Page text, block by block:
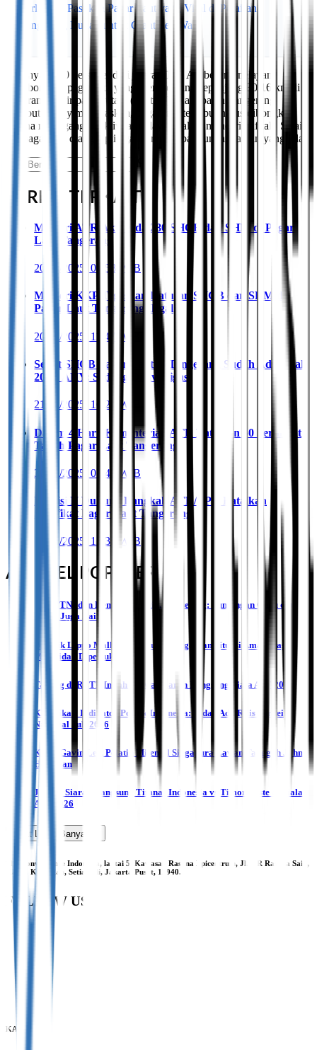
Airlangga Pastikan Pagar Laut yang Viral di Perairan
Tangerang Bukan untuk Giant Sea Wall
Sebanyak 600 personel dari jajaran TNI AL beserta nelayan
membongkar pagar laut yang membentang sepanjang 30,16 km di
perairan pesisir pantai utara (pantura), Kabupaten Tangerang
tersebut. Harry menjelaskan, pagar laut tersebut harus dibongkar
karena mengganggu aktivitas nelayan dalam mencari nafkah. Selain
itu, pagar laut dianggap ilegal karena dibangun tanpa izin yang jelas.
BERITA TERKAIT
Menteri ATR Akui Ada 280 SHGB dan SHM di Pagar
Laut Tangerang
20/01/2025, 05.58 WIB
Menteri KKP Tegaskan Ratusan SHGB dan SHM di
Pagar Laut Tangerang Ilegal
20/01/2025, 11.47 WIB
Sebut SHGB Pagar Laut di Tangerang Sudah Ada Sejak
2023, AHY: Sedang Diinvestigasi
21/01/2025, 16.26 WIB
Dalam 4 Hari, Kementerian ATR Batalkan 50 Sertifikat
Tanah Pagar Laut Tangerang
30/01/2025, 07.46 WIB
Komisi II Dukung Langkah ATR/BPN Batalkan
Sertifikat Pagar Laut Tangerang
30/01/2025, 12.39 WIB
ARTIKEL POPULER
Tukin TNI dan Kemenhan Naik, Mensesneg: Tunjangan Guru dan
Nakes Juga Naik
Pemilik Lippo Malls dan Pakuwon Tegaskan Situasi Aman, Pagar
Mal Tidak Diperlukan
Tayang di RCTI, Inilah Jadwal Siaran Langsung Piala AFF 2026
Klarifikasi Indikator Politik Indonesia: Tidak Ada Rilis Survei
Nasional Juli 2026
Kisah Gavin Lee, Pelatih Milenial Singapura Lawan Tangguh John
Herdman
Jadwal Siaran Langsung Timnas Indonesia vs Timor Leste di Piala
AFF 2026
Muat Lebih Banyak
The Convergence Indonesia, lantai 5. Kawasan Rasuna Epicentrum, Jl. HR Rasuna Said,
Karet, Kuningan, Setiabudi, Jakarta Pusat, 12940.
FOLLOW US
KATEGORI